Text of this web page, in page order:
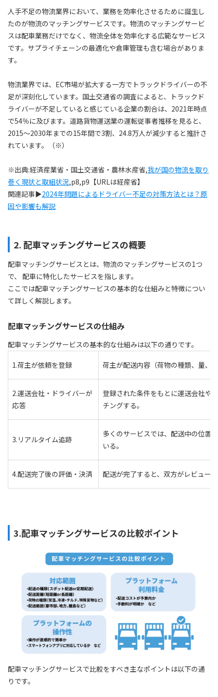
人手不足の物流業界において、業務を効率化させるために誕生し
たのが物流のマッチングサービスです。物流のマッチングサービ
スは配車業務だけでなく、物流全体を効率化する広範なサービス
です。サプライチェーンの最適化や倉庫管理も含む場合がありま
す。
物流業界では、EC市場が拡大する一方でトラックドライバーの不
足が深刻化しています。国土交通省の調査によると、トラックド
ライバーが不足していると感じている企業の割合は、2021年時点
で54％に及びます。道路貨物運送業の運転従事者推移を見ると、
2015〜2030年までの15年間で3割、24.8万人が減少すると推計さ
れています。（※）
※出典:経済産業省・国土交通省・農林水産省,我が国の物流を取り
巻く現状と取組状況,p8,p9【URLは経産省】
関連記事▶2024年問題によるドライバー不足の対策方法とは？原
因や影響も解説
2. 配車マッチングサービスの概要
配車マッチングサービスとは、物流のマッチングサービスの1つ
で、 配車に特化したサービスを指します。
ここでは配車マッチングサービスの基本的な仕組みと特徴につい
て詳しく解説します。
配車マッチングサービスの仕組み
配車マッチングサービスの基本的な仕組みは以下の通りです。
1.荷主が依頼を登録 荷主が配送内容（荷物の種類、量、
2.運送会社・ドライバーが
応答
登録された条件をもとに運送会社や
チングする。
3.リアルタイム追跡
多くのサービスでは、配送中の位置
いる。
4.配送完了後の評価・決済 配送が完了すると、双方がレビュー
3.配車マッチングサービスの比較ポイント
配車マッチングサービスで比較をすべき主なポイントは以下の通
りです。